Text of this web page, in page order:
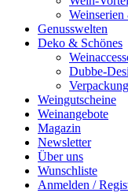
Genusswelten
Deko & Schönes
Dubbe-
Weingutscheine
Weinangebote
Magazin
Newsletter
Über uns
Wunschliste
Anmelden /